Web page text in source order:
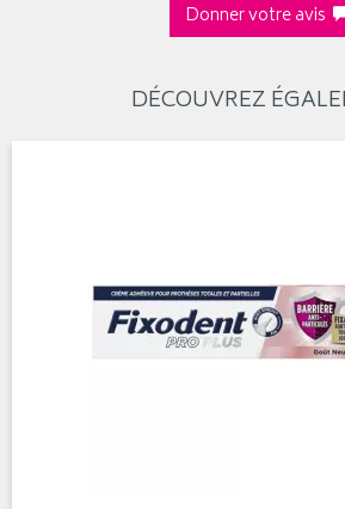
Donner votre avis
DÉCOUVREZ